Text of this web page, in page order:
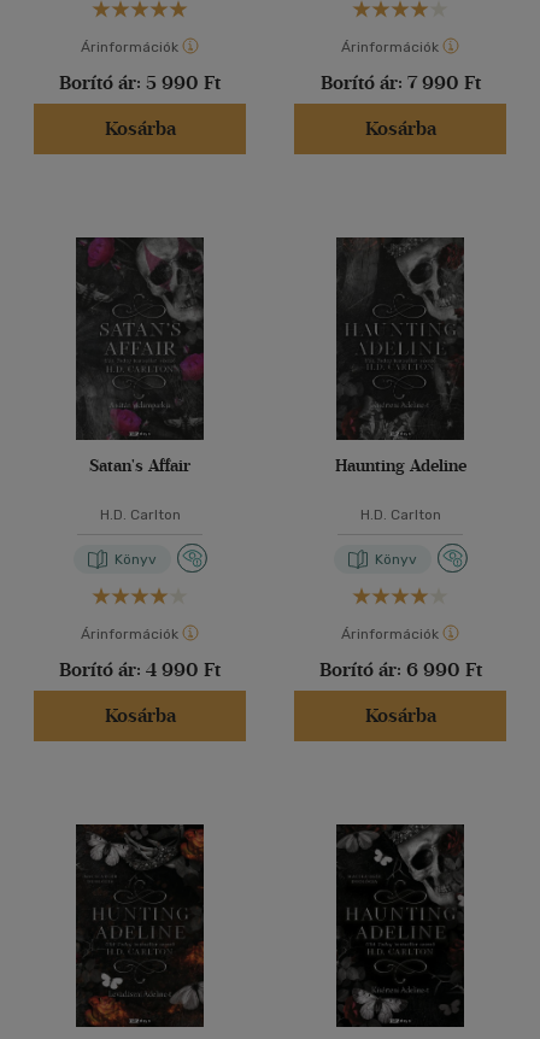
Árinformációk
Borító ár: 5 990 Ft
Kosárba
Árinformációk
Borító ár: 7 990 Ft
Kosárba
Satan's Affair
H.D. Carlton
Könyv
Árinformációk
Borító ár: 4 990 Ft
Kosárba
Haunting Adeline
H.D. Carlton
Könyv
Árinformációk
Borító ár: 6 990 Ft
Kosárba